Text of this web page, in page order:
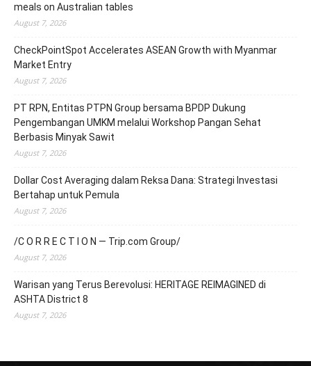
meals on Australian tables
August 7, 2026
CheckPointSpot Accelerates ASEAN Growth with Myanmar
Market Entry
August 7, 2026
PT RPN, Entitas PTPN Group bersama BPDP Dukung
Pengembangan UMKM melalui Workshop Pangan Sehat
Berbasis Minyak Sawit
August 7, 2026
Dollar Cost Averaging dalam Reksa Dana: Strategi Investasi
Bertahap untuk Pemula
August 7, 2026
/C O R R E C T I O N — Trip.com Group/
August 7, 2026
Warisan yang Terus Berevolusi: HERITAGE REIMAGINED di
ASHTA District 8
August 7, 2026